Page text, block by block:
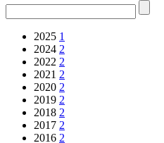
2025 1
2024 2
2022 2
2021 2
2020 2
2019 2
2018 2
2017 2
2016 2